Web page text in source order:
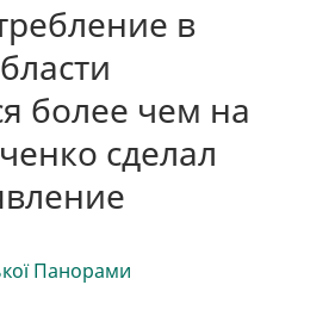
в
более чем на
сделал
Панорами